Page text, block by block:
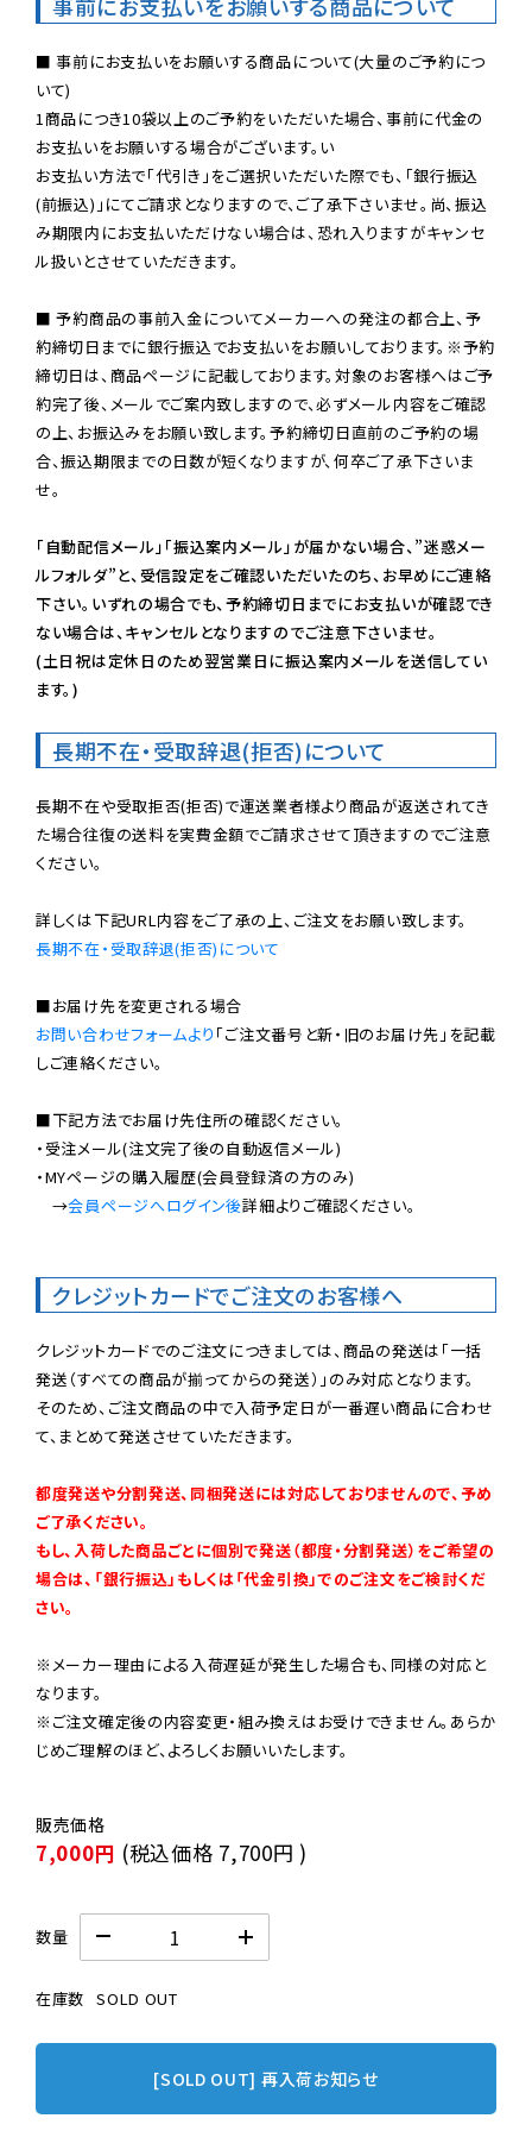
事前にお支払いをお願いする商品について
■ 事前にお支払いをお願いする商品について(大量のご予約につ
いて)
1商品につき10袋以上のご予約をいただいた場合、事前に代金の
お支払いをお願いする場合がございます。い
お支払い方法で「代引き」をご選択いただいた際でも、「銀行振込
(前振込)」にてご請求となりますので、ご了承下さいませ。尚、振込
み期限内にお支払いただけない場合は、恐れ入りますがキャンセ
ル扱いとさせていただきます。
■ 予約商品の事前入金についてメーカーへの発注の都合上、予
約締切日までに銀行振込でお支払いをお願いしております。※予約
締切日は、商品ページに記載しております。対象のお客様へはご予
約完了後、メールでご案内致しますので、必ずメール内容をご確認
の上、お振込みをお願い致します。予約締切日直前のご予約の場
合、振込期限までの日数が短くなりますが、何卒ご了承下さいま
せ。
「自動配信メール」「振込案内メール」が届かない場合、”迷惑メー
ルフォルダ”と、受信設定をご確認いただいたのち、お早めにご連絡
下さい。いずれの場合でも、予約締切日までにお支払いが確認でき
ない場合は、キャンセルとなりますのでご注意下さいませ。
(土日祝は定休日のため翌営業日に振込案内メールを送信してい
ます。)
長期不在・受取辞退(拒否)について
長期不在や受取拒否(拒否)で運送業者様より商品が返送されてき
た場合往復の送料を実費金額でご請求させて頂きますのでご注意
ください。
長期不在・受取辞退(拒否)について
お問い合わせフォームより 「ご注文番号と新・旧のお届け先」を記載
しご連絡ください。
■下記方法でお届け先住所の確認ください。
・受注メール(注文完了後の自動返信メール)
・MYページの購入履歴(会員登録済の方のみ)
→会員ページへログイン後詳細よりご確認ください。
クレジットカードでご注文のお客様へ
クレジットカードでのご注文につきましては、商品の発送は「一括
発送（すべての商品が揃ってからの発送）」のみ対応となります。
そのため、ご注文商品の中で入荷予定日が一番遅い商品に合わせ
て、まとめて発送させていただきます。
都度発送や分割発送、同梱発送には対応しておりませんので、予め
ご了承ください。
もし、入荷した商品ごとに個別で発送（都度・分割発送）をご希望の
場合は、「銀行振込」もしくは「代金引換」でのご注文をご検討くだ
さい。
※メーカー理由による入荷遅延が発生した場合も、同様の対応と
なります。
※ご注文確定後の内容変更・組み換えはお受けできません。あらか
じめご理解のほど、よろしくお願いいたします。
7,000円 (税込価格 7,700円 )
数量
在庫数 SOLD OUT
[SOLD OUT] 再入荷お知らせ